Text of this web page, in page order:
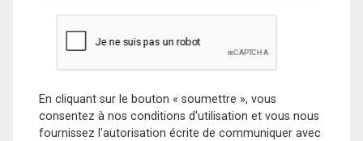
En cliquant sur le bouton « soumettre », vous
consentez à nos conditions d'utilisation et vous nous
fournissez l'autorisation écrite de communiquer avec